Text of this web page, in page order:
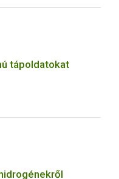
tápoldatokat